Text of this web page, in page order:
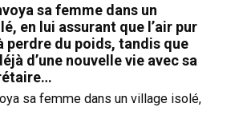
sa femme dans un
en lui assurant que l’air pur
perdre du poids, tandis que
d’une nouvelle vie avec sa
sa femme dans un village isolé,